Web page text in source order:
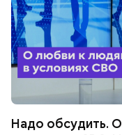
Надо обсудить.